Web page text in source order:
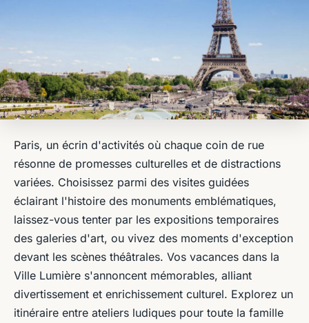
Paris, un écrin d'activités où chaque coin de rue
résonne de promesses culturelles et de distractions
variées. Choisissez parmi des visites guidées
éclairant l'histoire des monuments emblématiques,
laissez-vous tenter par les expositions temporaires
des galeries d'art, ou vivez des moments d'exception
devant les scènes théâtrales. Vos vacances dans la
Ville Lumière s'annoncent mémorables, alliant
divertissement et enrichissement culturel. Explorez un
itinéraire entre ateliers ludiques pour toute la famille